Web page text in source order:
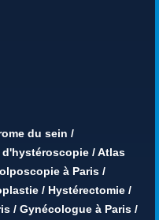
du sein /
d'hystéroscopie /Atlas
à Paris /
/ Hystérectomie /
/ Gynécologue à Paris /